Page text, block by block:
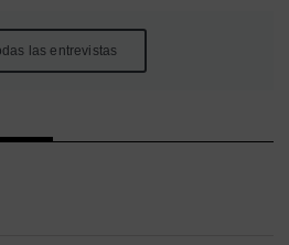
las entrevistas